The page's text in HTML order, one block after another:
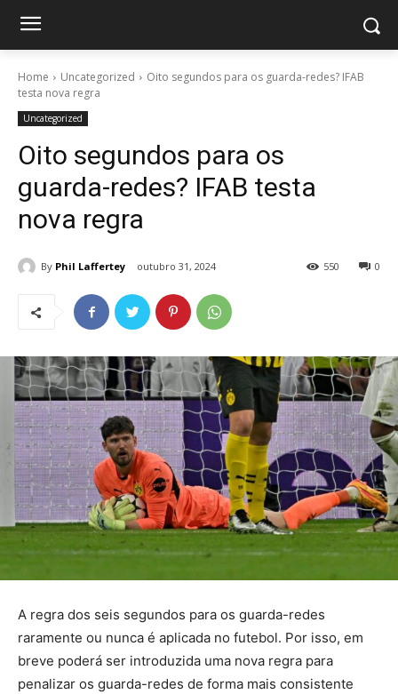
Home Uncategorized
Oito segundos para os guarda-redes? IFAB
testa nova regra
Uncategorized
Oito segundos para os
guarda-redes? IFAB testa
nova regra
By Phil Laffertey outubro 31, 2024 0
550
A regra dos seis segundos para os guarda-redes
raramente ou nunca é aplicada no futebol. Por isso, em
breve poderá ser introduzida uma nova regra para
penalizar os guarda-redes de forma mais consistente